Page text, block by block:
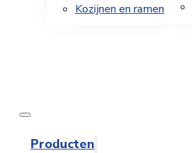
Kozijnen en ramen
Producten